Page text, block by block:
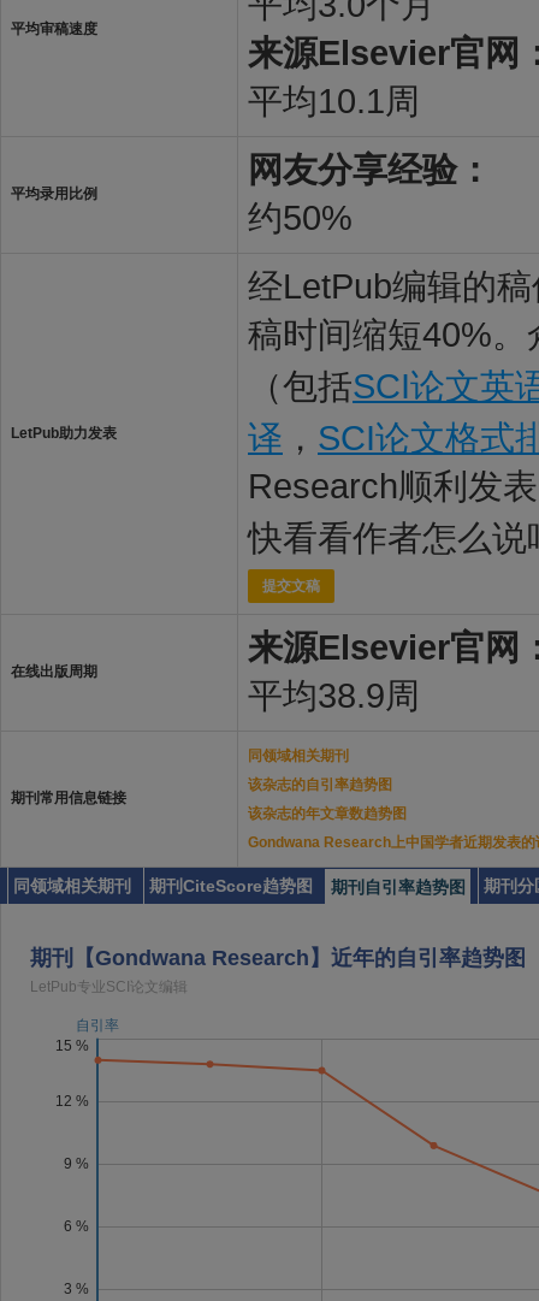
平均审稿速度
来源Elsevier官网
平均10.1周
平均录用比例
网友分享经验：
约50%
LetPub助力发表
经LetPub编辑的
稿时间缩短40%
（包括SCI论文英
译 ， SCI论文格式
Research顺利发
快看看作者怎么说
提交文稿
在线出版周期
来源Elsevier官网
平均38.9周
期刊常用信息链接
同领域相关期刊
该杂志的自引率趋势图
该杂志的年文章数趋势图
Gondwana Research上中国学者近期发表的
同领域相关期刊 期刊CiteScore趋势图 期刊自引率趋势图 期刊分